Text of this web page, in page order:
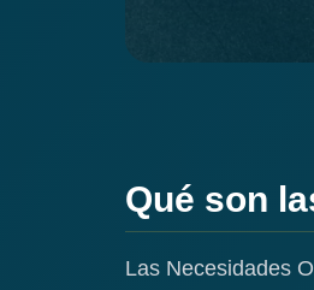
Qué son
Las Necesidades